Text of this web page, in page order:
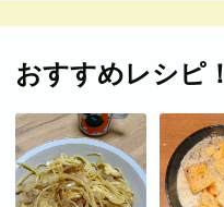
おすすめレシピ！